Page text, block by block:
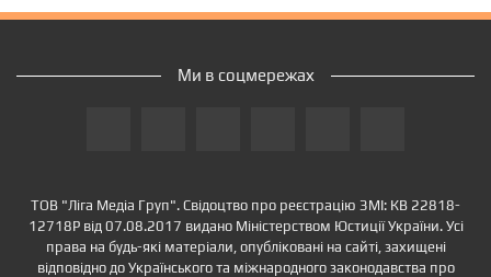
ТОВ "Ліга Медіа Груп". Свідоцтво про реєстрацію ЗМІ: КВ 22818-
12718Р від 07.08.2017 видано Міністерством Юстиції України. Усі
права на будь-які матеріали, опубліковані на сайті, захищені
відповідно до Українського та міжнародного законодавства про
Ми в соцмережах